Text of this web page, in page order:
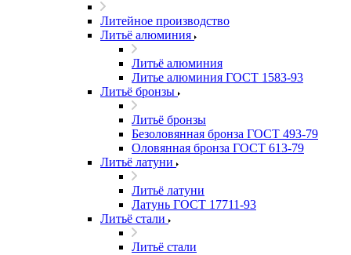
Литейное производство
Литьё алюминия
Литьё алюминия
Литье алюминия ГОСТ 1583-93
Литьё бронзы
Литьё бронзы
Безоловянная бронза ГОСТ 493-79
Оловянная бронза ГОСТ 613-79
Литьё латуни
Литьё латуни
Латунь ГОСТ 17711-93
Литьё стали
Литьё стали